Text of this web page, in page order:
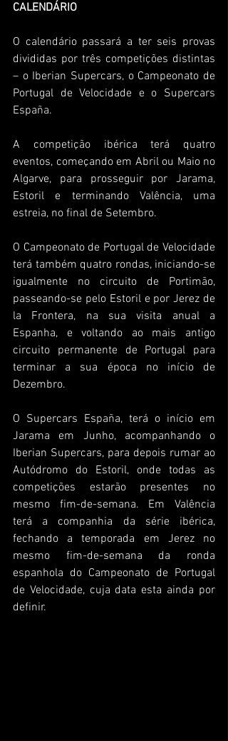
CALENDÁRIO
O calendário passará a ter seis provas
divididas por três competições distintas
– o Iberian Supercars, o Campeonato de
Portugal de Velocidade e o Supercars
España.
A competição ibérica terá quatro
eventos, começando em Abril ou Maio no
Algarve, para prosseguir por Jarama,
Estoril e terminando Valência, uma
estreia, no final de Setembro.
O Campeonato de Portugal de Velocidade
terá também quatro rondas, iniciando-se
igualmente no circuito de Portimão,
passeando-se pelo Estoril e por Jerez de
la Frontera, na sua visita anual a
Espanha, e voltando ao mais antigo
circuito permanente de Portugal para
terminar a sua época no início de
Dezembro.
O Supercars España, terá o início em
Jarama em Junho, acompanhando o
Iberian Supercars, para depois rumar ao
Autódromo do Estoril, onde todas as
competições estarão presentes no
mesmo fim-de-semana. Em Valência
terá a companhia da série ibérica,
fechando a temporada em Jerez no
mesmo fim-de-semana da ronda
espanhola do Campeonato de Portugal
de Velocidade, cuja data esta ainda por
definir.